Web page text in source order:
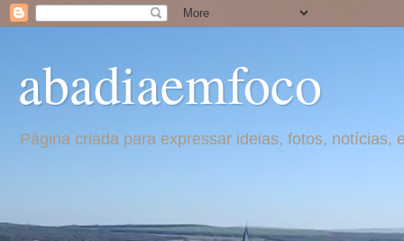
abadiaemfoco
Página criada para expressar ideias, fotos,